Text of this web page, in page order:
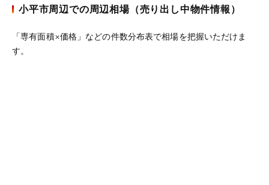
小平市周辺での周辺相場（売り出し中物件情報）
「専有面積×価格」などの件数分布表で相場を把握いただけま
す。